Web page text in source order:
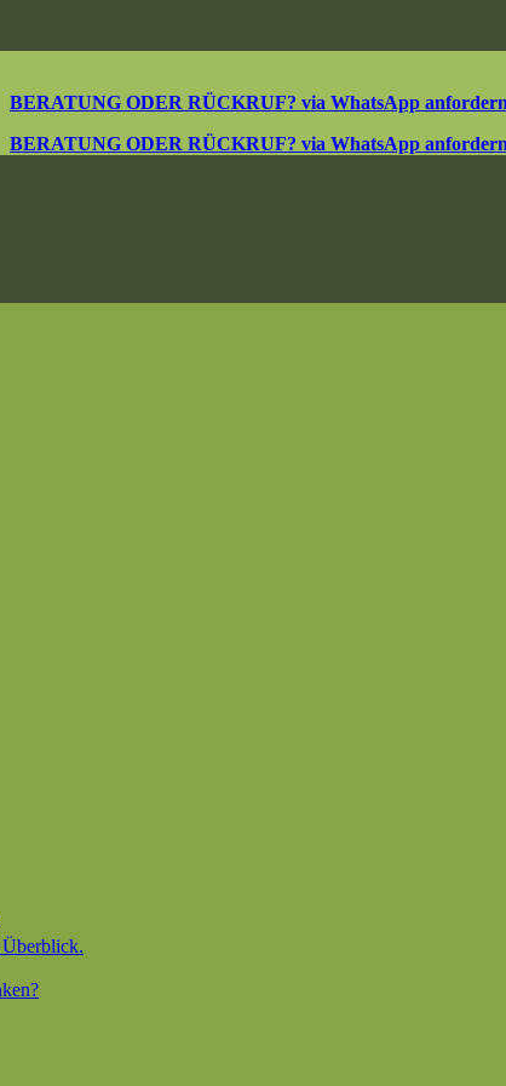
BERATUNG ODER RÜCKRUF? via WhatsApp
BERATUNG ODER RÜCKRUF? via WhatsApp
Überblick.